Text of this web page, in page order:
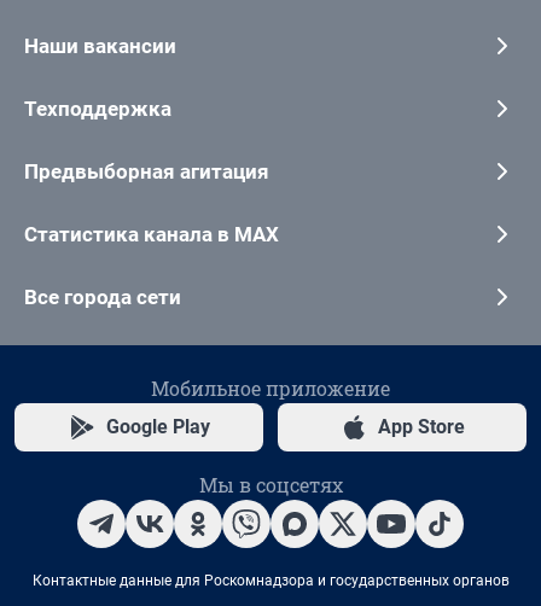
Наши вакансии
Техподдержка
Предвыборная агитация
Статистика канала в MAX
Все города сети
Мобильное приложение
Google Play App Store
Мы в соцсетях
Контактные данные для Роскомнадзора и государственных органов